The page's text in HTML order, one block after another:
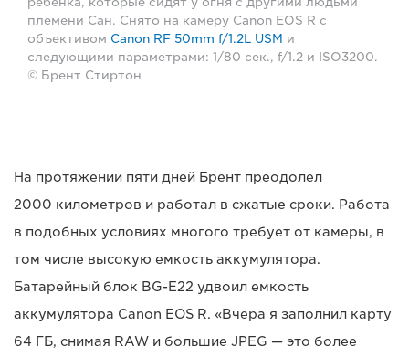
племени Сан. Снято на камеру Canon EOS R с
объективом Canon RF 50mm f/1.2L USM и
следующими параметрами: 1/80 сек., f/1.2 и ISO3200.
© Брент Стиртон
На протяжении пяти дней Брент преодолел
2000 километров и работал в сжатые сроки. Работа
в подобных условиях многого требует от камеры, в
том числе высокую емкость аккумулятора.
Батарейный блок BG-E22 удвоил емкость
аккумулятора Canon EOS R. «Вчера я заполнил карту
64 ГБ, снимая RAW и большие JPEG — это более